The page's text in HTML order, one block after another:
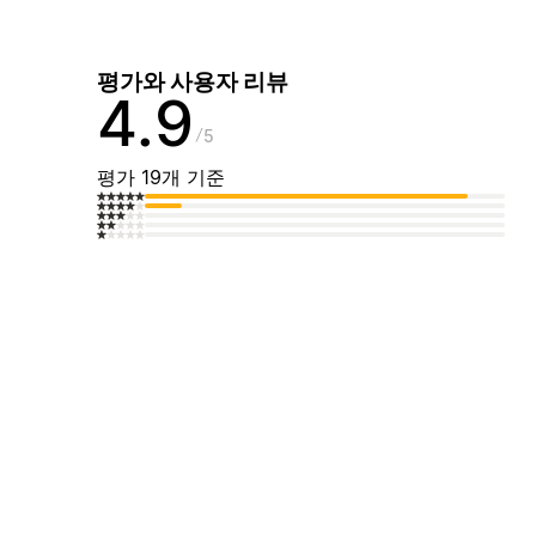
평가와 사용자 리뷰
4.9 5
평가 19개 기준